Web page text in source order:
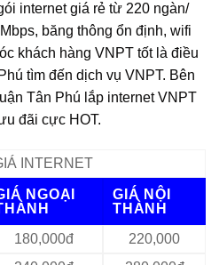
internet giá rẻ từ 220 ngàn/
băng thông ổn định, wifi
khách hàng VNPT tốt là điều
tìm đến dịch vụ VNPT. Bên
Tân Phú lắp internet VNPT
đãi cực HOT.
INTERNET
NGOẠI
GIÁ NỘI
THÀNH
180,000đ
220,000